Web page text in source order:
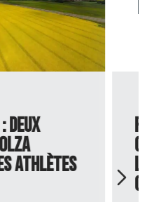
ORGE SORGHO
ZERO SOL NU
de ses
: comment
ses objectifs,